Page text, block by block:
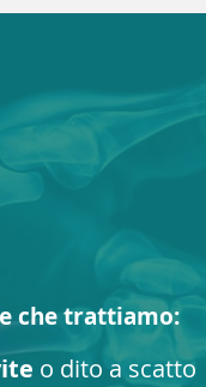
che trattiamo:
o dito a scatto